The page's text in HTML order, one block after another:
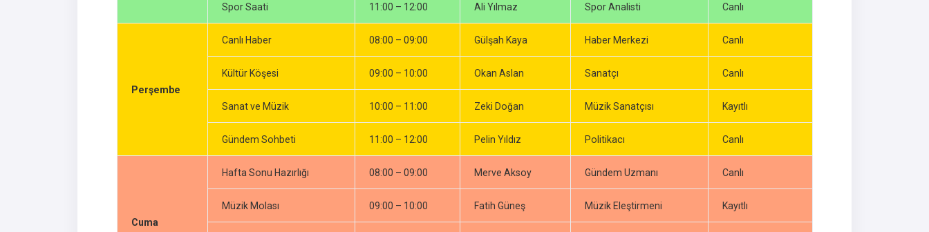
Spor Saati 11:00 – 12:00 Ali Yılmaz Spor Analisti Canlı
Perşembe
Canlı Haber 08:00 – 09:00 Gülşah Kaya Haber Merkezi Canlı
Kültür Köşesi 09:00 – 10:00 Okan Aslan Sanatçı Canlı
Sanat ve Müzik 10:00 – 11:00 Zeki Doğan Müzik Sanatçısı Kayıtlı
Gündem Sohbeti 11:00 – 12:00 Pelin Yıldız Politikacı Canlı
Cuma
Hafta Sonu Hazırlığı 08:00 – 09:00 Merve Aksoy Gündem Uzmanı Canlı
Müzik Molası 09:00 – 10:00 Fatih Güneş Müzik Eleştirmeni Kayıtlı